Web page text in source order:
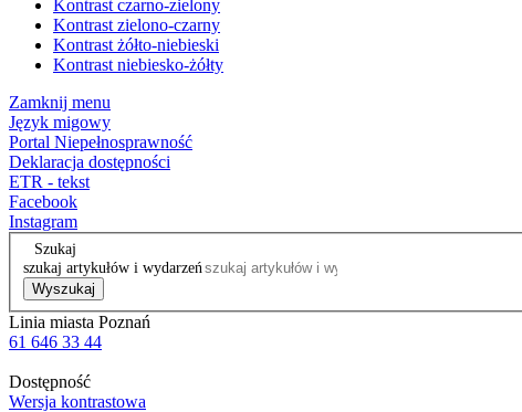
Kontrast czarno-zielony
Kontrast zielono-czarny
Kontrast żółto-niebieski
Kontrast niebiesko-żółty
Zamknij menu
Język migowy
Portal Niepełnosprawność
Deklaracja dostępności
ETR - tekst
Facebook
Instagram
Szukaj
szukaj artykułów i wydarzeń
Wyszukaj
Linia miasta Poznań
61 646 33 44
Dostępność
Wersja kontrastowa